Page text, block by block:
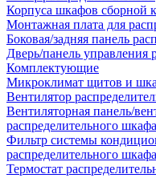
Корпуса шкафов сборной
Монтажная плата для
Боковая/задняя панель
Дверь/панель управления
Комплектующие
Микроклимат щитов и
Вентилятор
Вентиляторная панель/
распределительного шкафа
Фильтр системы
распределительного шкафа
Термостат